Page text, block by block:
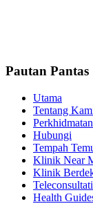
Pautan Pantas
Utama
Tentang
Perkhidmatan
Hubungi
Tempah
Klinik Near
Klinik
Health